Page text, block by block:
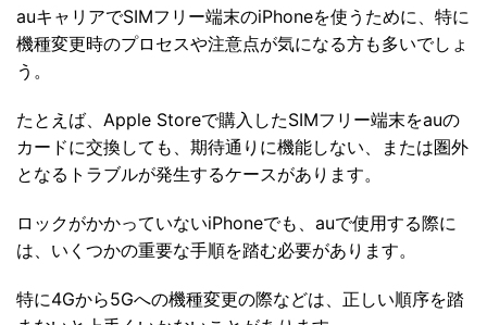
auキャリアでSIMフリー端末のiPhoneを使うために、特に
機種変更時のプロセスや注意点が気になる方も多いでしょ
う。
たとえば、Apple Storeで購入したSIMフリー端末をauの
カードに交換しても、期待通りに機能しない、または圏外
となるトラブルが発生するケースがあります。
ロックがかかっていないiPhoneでも、auで使用する際に
は、いくつかの重要な手順を踏む必要があります。
特に4Gから5Gへの機種変更の際などは、正しい順序を踏